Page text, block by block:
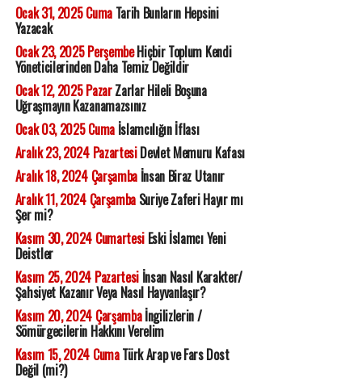
Ocak 31, 2025 CumaTarih Bunların Hepsini
Yazacak
Ocak 23, 2025 PerşembeHiçbir Toplum Kendi
Yöneticilerinden Daha Temiz Değildir
Ocak 12, 2025 PazarZarlar Hileli Boşuna
Uğraşmayın Kazanamazsınız
Ocak 03, 2025 Cumaİslamcılığın İflası
Aralık 23, 2024 PazartesiDevlet Memuru Kafası
Aralık 18, 2024 Çarşambaİnsan Biraz Utanır
Aralık 11, 2024 ÇarşambaSuriye Zaferi Hayır mı
Şer mi?
Kasım 30, 2024 CumartesiEski İslamcı Yeni
Deistler
Kasım 25, 2024 Pazartesiİnsan Nasıl Karakter/
Şahsiyet Kazanır Veya Nasıl Hayvanlaşır?
Kasım 20, 2024 Çarşambaİngilizlerin /
Sömürgecilerin Hakkını Verelim
Kasım 15, 2024 CumaTürk Arap ve Fars Dost
Değil (mi?)